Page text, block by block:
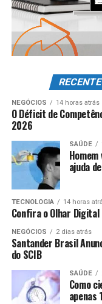
RECENTE
NEGÓCIOS 14 horas atrás
O Déficit de
2026
SAÚDE
ajuda
TECNOLOGIA 14 horas
Confira o Olhar
NEGÓCIOS 2 dias atrás
Santander Brasil
do SCIB
SAÚDE
Como
apenas